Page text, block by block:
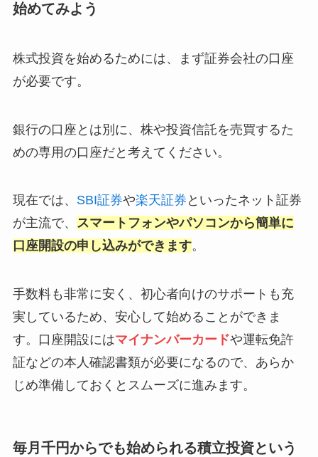
始めてみよう
株式投資を始めるためには、まず証券会社の口座
が必要です。
銀行の口座とは別に、株や投資信託を売買するた
めの専用の口座だと考えてください。
現在では、 SBI証券や楽天証券 といったネット証券
が主流で、 スマートフォンやパソコンから簡単に
口座開設の申し込みができます。
手数料も非常に安く、初心者向けのサポートも充
実しているため、安心して始めることができま
す。口座開設にはマイナンバーカードや運転免許
証などの本人確認書類が必要になるので、あらか
じめ準備しておくとスムーズに進みます。
毎月千円からでも始められる積立投資という